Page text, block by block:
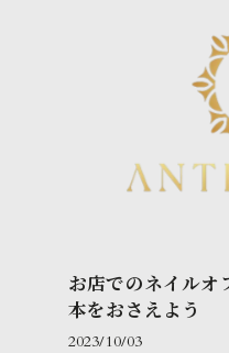
お店でのネイルオ
本をおさえよう
2023/10/03